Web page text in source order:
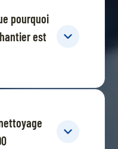
pourquoi
est